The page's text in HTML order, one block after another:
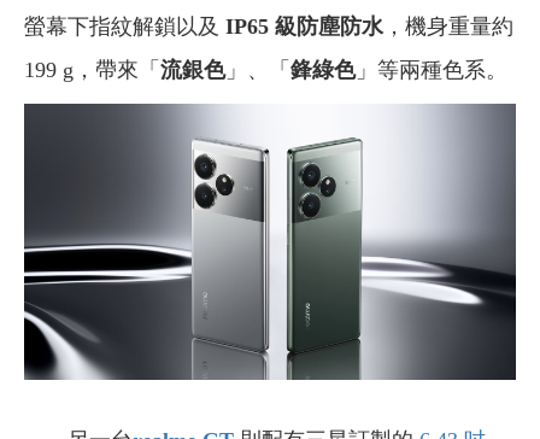
螢幕下指紋解鎖以及 IP65 級防塵防水 ，機身重量約
199 g，帶來「 流銀色」、「 鋒綠色」等兩種色系。